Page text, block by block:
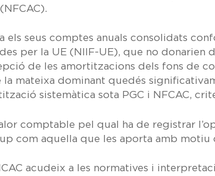
(NFCAC).
els seus comptes anuals consolidats
per la UE (NIIF-UE), que no donarien
de les amortitzacions dels fons de
mateixa dominant quedés
sistemàtica sota PGC i NFCAC,
comptable pel qual ha de registrar
com aquella que les aporta amb motiu
acudeix a les normatives i